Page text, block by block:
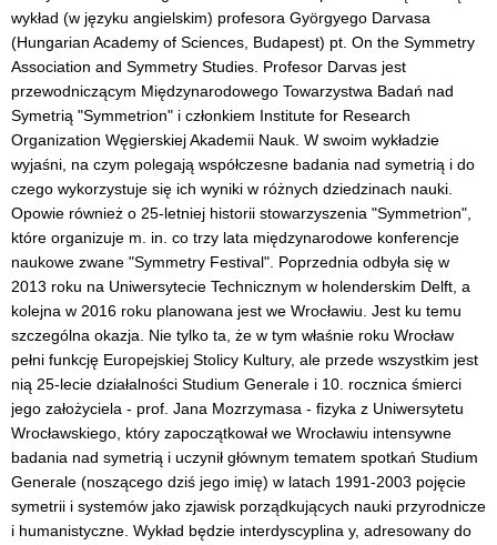
wykład (w języku angielskim) profesora Györgyego Darvasa
(Hungarian Academy of Sciences, Budapest) pt. On the Symmetry
Association and Symmetry Studies. Profesor Darvas jest
przewodniczącym Międzynarodowego Towarzystwa Badań nad
Symetrią "Symmetrion" i członkiem Institute for Research
Organization Węgierskiej Akademii Nauk. W swoim wykładzie
wyjaśni, na czym polegają współczesne badania nad symetrią i do
czego wykorzystuje się ich wyniki w różnych dziedzinach nauki.
Opowie również o 25-letniej historii stowarzyszenia "Symmetrion",
które organizuje m. in. co trzy lata międzynarodowe konferencje
naukowe zwane "Symmetry Festival". Poprzednia odbyła się w
2013 roku na Uniwersytecie Technicznym w holenderskim Delft, a
kolejna w 2016 roku planowana jest we Wrocławiu. Jest ku temu
szczególna okazja. Nie tylko ta, że w tym właśnie roku Wrocław
pełni funkcję Europejskiej Stolicy Kultury, ale przede wszystkim jest
nią 25-lecie działalności Studium Generale i 10. rocznica śmierci
jego założyciela - prof. Jana Mozrzymasa - fizyka z Uniwersytetu
Wrocławskiego, który zapoczątkował we Wrocławiu intensywne
badania nad symetrią i uczynił głównym tematem spotkań Studium
Generale (noszącego dziś jego imię) w latach 1991-2003 pojęcie
symetrii i systemów jako zjawisk porządkujących nauki przyrodnicze
i humanistyczne. Wykład będzie interdyscyplina y, adresowany do